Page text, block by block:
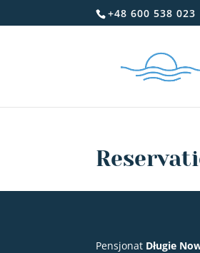
+48 600 538 023
Pensjonat Długie